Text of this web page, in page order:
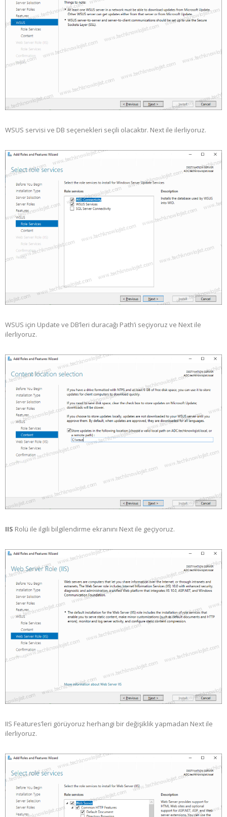
WSUS servisi ve DB seçenekleri seçili olacaktır. Next ile ilerliyoruz.
WSUS için Update ve DB’leri duracağı Path’i seçiyoruz ve Next ile
ilerliyoruz.
IIS Rolü ile ilgili bilgilendirme ekranını Next ile geçiyoruz.
IIS Features’leri görüyoruz herhangi bir değişiklik yapmadan Next ile
ilerliyoruz.